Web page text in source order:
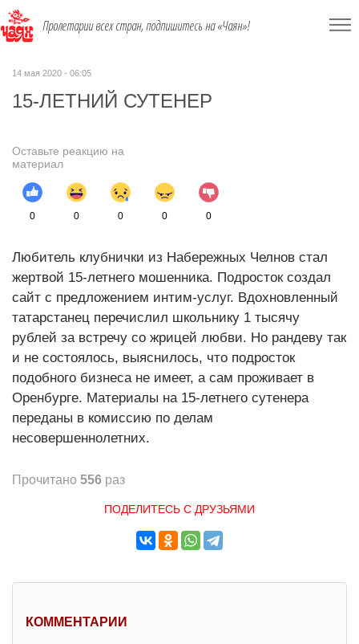
Пролетарии всех стран, подпишитесь на «Чаян»!
14 мая 2020 - 06:05
15-ЛЕТНИЙ СУТЕНЕР
Оставьте реакцию на
материал
0 0 0 0 0
Любитель клубнички из Набережных Челнов стал
жертвой 15-летнего мошенника. Подросток создал
сайт с предложением интим-услуг. Вдохновленный
татарстанец перечислил школьнику 1 тысячу
рублей за встречу со жрицей любви. Но рандеву так
и не состоялось, выяснилось, что подросток
подобного бизнеса не имеет, а сам проживает в
Оренбурге. Материалы на 15-летнего сутенера
переданы в комиссию по делам
несовершеннолетних.
Прочитано 556 раз
ПОДЕЛИТЕСЬ С ДРУЗЬЯМИ
КОММЕНТАРИИ